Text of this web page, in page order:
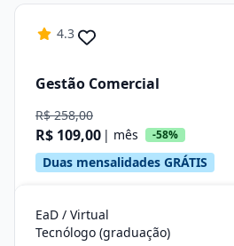
4.3
Gestão Comercial
R$ 258,00
R$ 109,00 | mês -58%
Duas mensalidades GRÁTIS
EaD / Virtual
Tecnólogo (graduação)